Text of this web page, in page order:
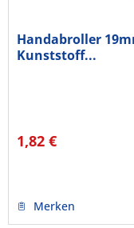
Handabroller
Kunststoff...
1,82 €
Merken